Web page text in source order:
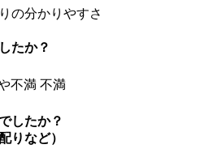
の分かりやすさ
たか？
不満 不満
したか？
りなど）